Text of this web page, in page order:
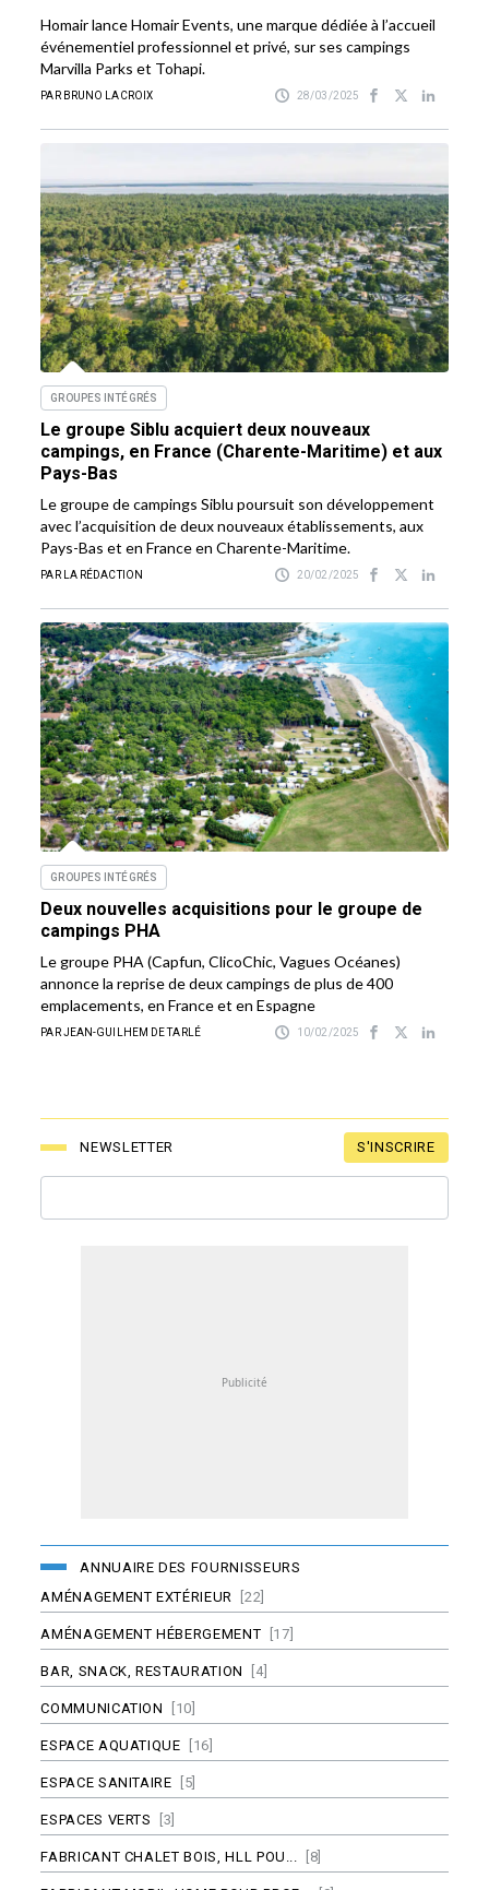
Homair lance Homair Events, une marque dédiée à l’accueil
événementiel professionnel et privé, sur ses campings
Marvilla Parks et Tohapi.
PAR BRUNO LACROIX 28/03/2025
GROUPES INTÉGRÉS
Le groupe Siblu acquiert deux nouveaux
campings, en France (Charente-Maritime) et aux
Pays-Bas
Le groupe de campings Siblu poursuit son développement
avec l’acquisition de deux nouveaux établissements, aux
Pays-Bas et en France en Charente-Maritime.
PAR LA RÉDACTION 20/02/2025
GROUPES INTÉGRÉS
Deux nouvelles acquisitions pour le groupe de
campings PHA
Le groupe PHA (Capfun, ClicoChic, Vagues Océanes)
annonce la reprise de deux campings de plus de 400
emplacements, en France et en Espagne
PAR JEAN-GUILHEM DE TARLÉ 10/02/2025
NEWSLETTER S'INSCRIRE
ANNUAIRE DES FOURNISSEURS
AMÉNAGEMENT EXTÉRIEUR
[22]
AMÉNAGEMENT HÉBERGEMENT [17]
BAR, SNACK, RESTAURATION [4]
COMMUNICATION [10]
ESPACE AQUATIQUE [16]
ESPACE SANITAIRE [5]
ESPACES VERTS [3]
FABRICANT CHALET BOIS, HLL POU... [8]